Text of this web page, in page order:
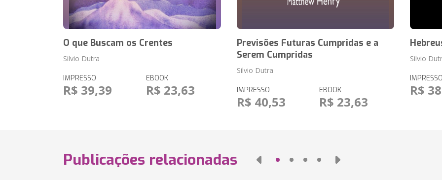
O que Buscam os Crentes
Silvio Dutra
IMPRESSO
R$ 39,39
EBOOK
R$ 23,63
Previsões Futuras Cumpridas e a
Serem Cumpridas
Silvio Dutra
IMPRESSO
R$ 40,53
EBOOK
R$ 23,63
Silvio
IMPRESSO
R$
Publicações relacionadas